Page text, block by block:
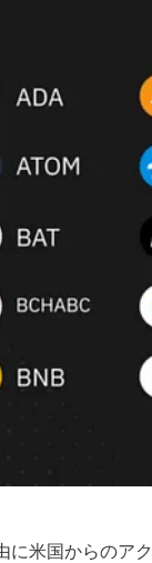
に米国からのア